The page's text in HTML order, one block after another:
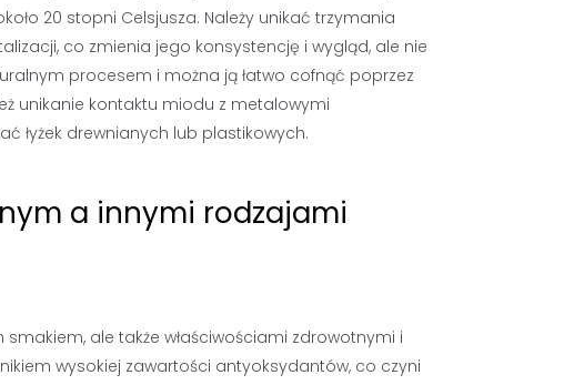
20 stopni Celsjusza. Należy unikać trzymania
co zmienia jego konsystencję i wygląd, ale nie
procesem i można ją łatwo cofnąć poprzez
unikanie kontaktu miodu z metalowymi
łyżek drewnianych lub plastikowych.
a innymi rodzajami
ale także właściwościami zdrowotnymi i
wysokiej zawartości antyoksydantów, co czyni